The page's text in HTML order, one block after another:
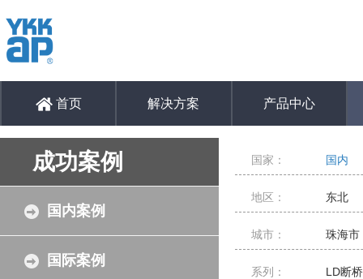
首页 解决方案 产品中心
成功案例
国内案例
国际案例
国家： 国内
地区： 东北
城市： 珠海市
系列： LD断